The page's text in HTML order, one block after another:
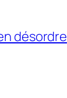
désordre